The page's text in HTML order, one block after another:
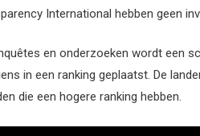
International hebben geen
en onderzoeken wordt een
in een ranking geplaatst. De
die een hogere ranking hebben.